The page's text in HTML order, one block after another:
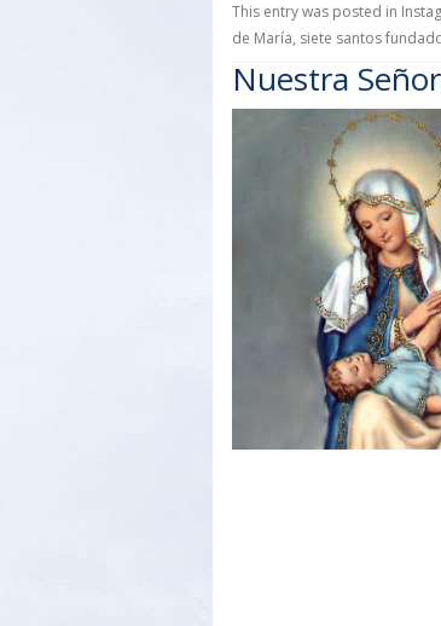
This entry was posted in
de María, siete santos
Nuestra